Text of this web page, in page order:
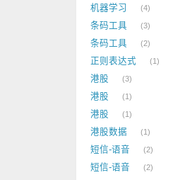
机器学习 4
条码工具 3
条码工具 2
正则表达式 1
港股 3
港股 1
港股 1
港股数据 1
短信-语音 2
短信-语音 2